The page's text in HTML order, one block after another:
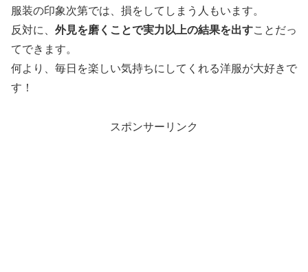
服装の印象次第では、損をしてしまう人もいます。
反対に、 外見を磨くことで実力以上の結果を出すことだっ
てできます。
何より、毎日を楽しい気持ちにしてくれる洋服が大好きで
す！
スポンサーリンク